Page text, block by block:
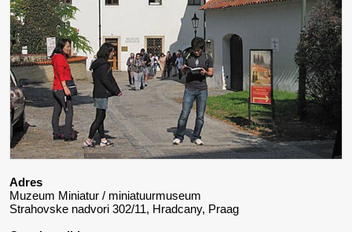
Adres
Muzeum Miniatur / miniatuurmuseum
Strahovske nadvori 302/11, Hradcany, Praag